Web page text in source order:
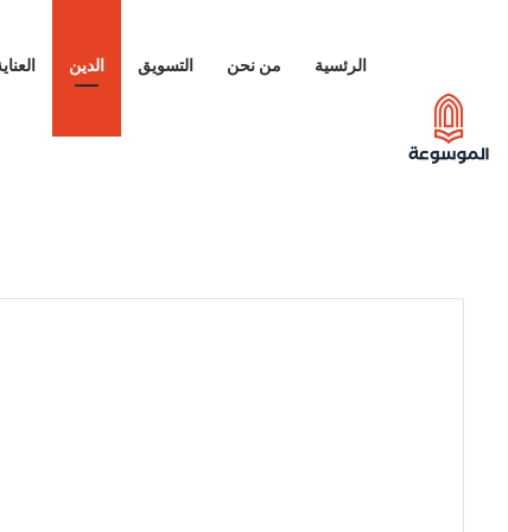
الرئسية من نحن التسويق الدين